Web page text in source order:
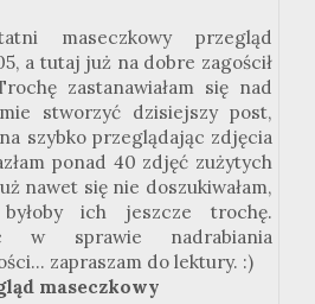
maseczkowyprzegląd
a tutaj już na dobre zagościł
zastanawiałam się nad
stworzyć dzisiejszy post,
szybko przeglądając zdjęcia
ponad 40 zdjęć zużytych
nawet się nie doszukiwałam,
ich jeszcze trochę.
w sprawie nadrabiania
zapraszam do lektury. :)
maseczkowy